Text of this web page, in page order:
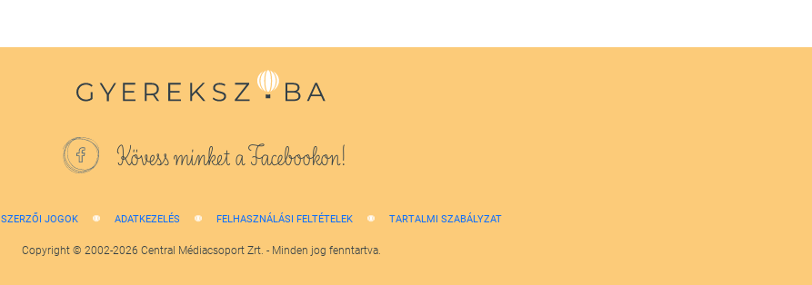
Kövess minket a Facebookon!
SZERZŐI JOGOK ADATKEZELÉS FELHASZNÁLÁSI FELTÉTELEK TARTALMI SZABÁLYZAT
Copyright © 2002-2026 Central Médiacsoport Zrt. - Minden jog fenntartva.